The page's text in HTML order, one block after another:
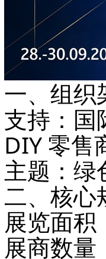
一、组织
支持 ：
DIY 零售
主题 ： 绿
二、核心
展览面积
展商数量